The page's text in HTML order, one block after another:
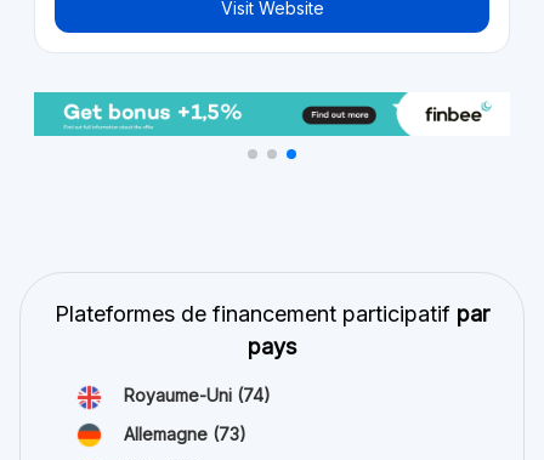
Visit Website
Plateformes de financement participatif par
pays
Royaume-Uni (74)
Allemagne (73)